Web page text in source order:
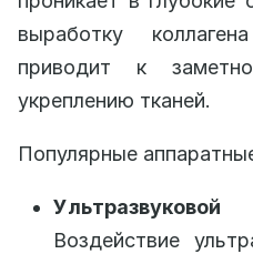
выработку
приводит к
укреплению тканей.
Популярные
Воздействие